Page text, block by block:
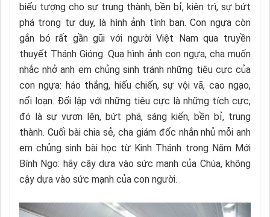
biểu tượng cho sự trung thành, bền bỉ, kiên trì, sự bứt
phá trong tư duy, là hình ảnh tình bạn. Con ngựa còn
gắn bó rất gần gũi với người Việt Nam qua truyền
thuyết Thánh Gióng. Qua hình ảnh con ngựa, cha muốn
nhắc nhở anh em chủng sinh tránh những tiêu cực của
con ngựa: háo thắng, hiếu chiến, sự vội vã, cao ngạo,
nổi loạn. Đối lập với những tiêu cực là những tích cực,
đó là sự vươn lên, bứt phá, sáng kiến, bền bỉ, trung
thành. Cuối bài chia sẻ, cha giám đốc nhắn nhủ mỗi anh
em chủng sinh bài học từ Kinh Thánh trong Năm Mới
Bính Ngọ: hãy cậy dựa vào sức mạnh của Chúa, không
cậy dựa vào sức mạnh của con người.